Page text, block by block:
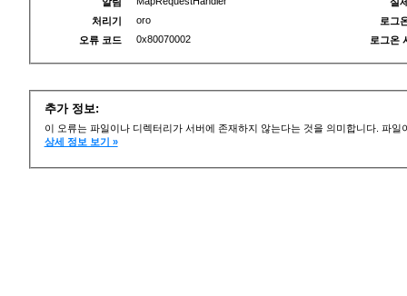
처리기
oro
오류 코드
0x80070002
로그
로그온
추가 정보:
이 오류는 파일이나 디렉터리가 서버에 존재하지 않는다는 것을 의미합니다. 파
상세 정보 보기 »